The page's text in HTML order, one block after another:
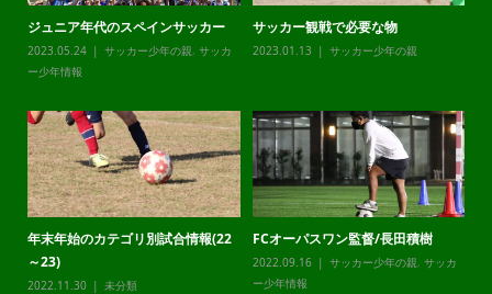
ジュニア年代のスペインサッカー
2023.05.24 サッカー少年の親, サッカ
ー少年情報
サッカー観戦で必要な物
2023.01.13 サッカー少年の親
年末年始のカテゴリ別試合情報(22
～23)
2022.11.30 未分類
FCオーパスワン監督/長田積樹
2022.09.16 サッカー少年の親, サッカ
ー少年情報